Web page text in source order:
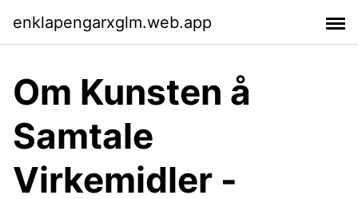
enklapengarxglm.web.app
Om Kunsten å
Samtale
Virkemidler -